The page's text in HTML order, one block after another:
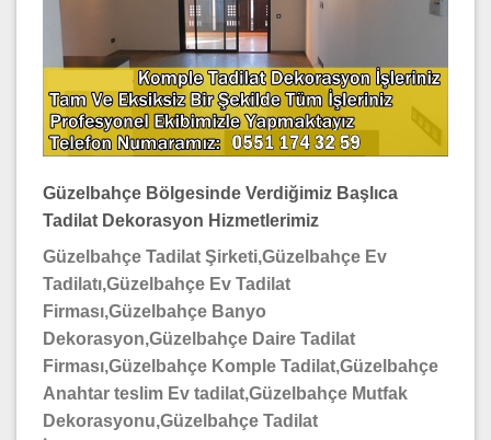
Güzelbahçe Bölgesinde Verdiğimiz Başlıca
Tadilat Dekorasyon Hizmetlerimiz
Güzelbahçe Tadilat Şirketi,Güzelbahçe Ev
Tadilatı,Güzelbahçe Ev Tadilat
Firması,Güzelbahçe Banyo
Dekorasyon,Güzelbahçe Daire Tadilat
Firması,Güzelbahçe Komple Tadilat,Güzelbahçe
Anahtar teslim Ev tadilat,Güzelbahçe Mutfak
Dekorasyonu,Güzelbahçe Tadilat